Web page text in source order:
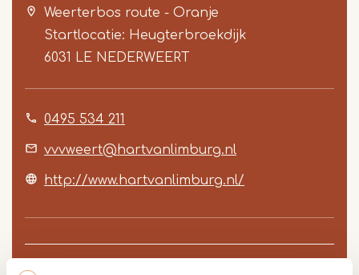
Weerterbos route - Oranje
Startlocatie: Heugterbroekdijk
6031 LE NEDERWEERT
0495 534 211
vvvweert@hartvanlimburg.nl
http://www.hartvanlimburg.nl/
Item